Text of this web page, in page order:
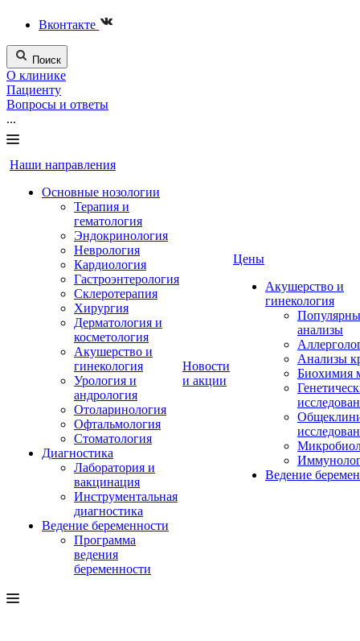
Вконтакте
Поиск
О клинике
Пациенту
Вопросы и ответы
...
Наши направления
Основные нозологии
Терапия и
гематология
Эндокринология
Неврология
Кардиология
Гастроэнтерология
Склеротерапия
Хирургия
Дерматология и
косметология
Акушерство и
гинекология
Урология и
андрология
Отоларинология
Офтальмология
Стоматология
Диагностика
Лаборатория и
вакцинация
Инструментальная
диагностика
Ведение беременности
Программа
ведения
беременности
Новости
и акции
Цены
Акушерство и
гинекология
анализы
Анализы
Биохимия
Ведение